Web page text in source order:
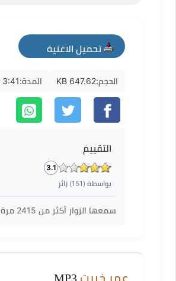
تحميل الاغنية
mp3
الحجم:647.62 KB المدة:3:41 دقيقة
التقييم
3.1
بواسطة ( 151) زائر
سمعها الزوار أكثر من 2415 مرة
عمر خيرت